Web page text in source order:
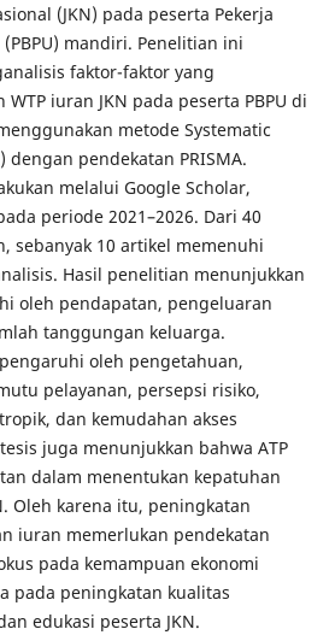
(JKN) pada peserta Pekerja
mandiri. Penelitian ini
faktor-faktor yang
iuran JKN pada peserta PBPU di
metode Systematic
dengan pendekatan PRISMA.
melalui Google Scholar,
periode 2021–2026. Dari 40
sebanyak 10 artikel memenuhi
Hasil penelitian menunjukkan
oleh pendapatan, pengeluaran
tanggungan keluarga.
oleh pengetahuan,
pelayanan, persepsi risiko,
dan kemudahan akses
juga menunjukkan bahwa ATP
dalam menentukan kepatuhan
Oleh karena itu, peningkatan
iuran memerlukan pendekatan
pada kemampuan ekonomi
pada peningkatan kualitas
edukasi peserta JKN.